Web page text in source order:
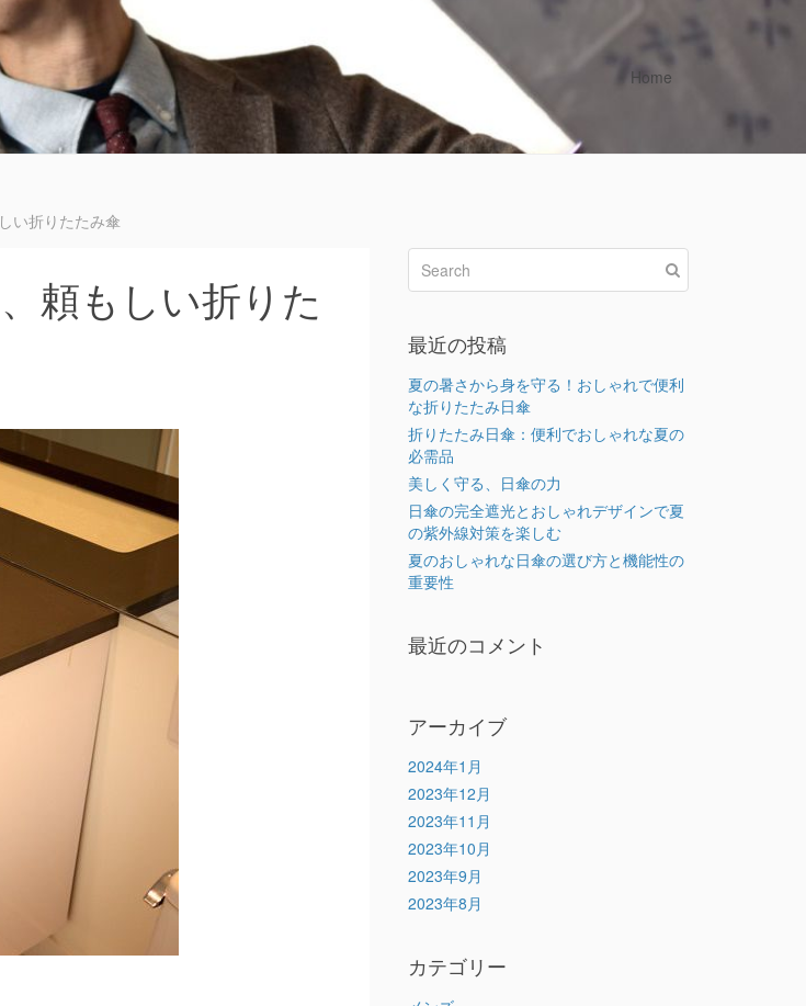
Home
い折りたたみ傘
頼もしい折りた
最近の投稿
夏の暑さから身を守る！おしゃれで便利
な折りたたみ日傘
折りたたみ日傘：便利でおしゃれな夏の
必需品
美しく守る、日傘の力
日傘の完全遮光とおしゃれデザインで夏
の紫外線対策を楽しむ
夏のおしゃれな日傘の選び方と機能性の
重要性
最近のコメント
アーカイブ
2024年1月
2023年12月
2023年11月
2023年10月
2023年9月
2023年8月
カテゴリー